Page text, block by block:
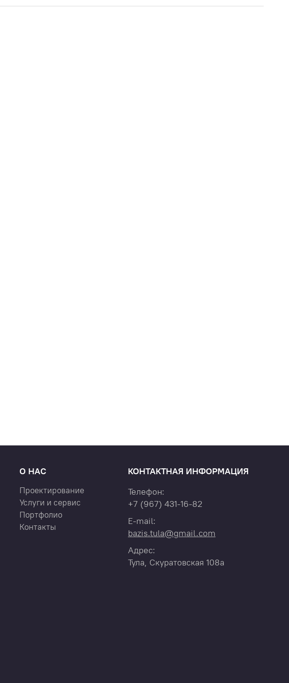
О НАС
Проектирование
Услуги и сервис
Портфолио
Контакты
КОНТАКТНАЯ ИНФОРМАЦИЯ
Телефон:
+7 (967) 431-16-82
E-mail:
bazis.tula@gmail.com
Адрес:
Тула, Скуратовская 108а